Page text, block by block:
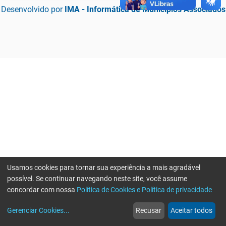
Desenvolvido por IMA - Informática de Municípios Associados
web
Notícias
more_horiz
Mais
Usamos cookies para tornar sua experiência a mais agradável
possível. Se continuar navegando neste site, você assume
concordar com nossa Política de Cookies e Política de privacidade
Gerenciar Cookies... Recusar Aceitar todos
Erro ao enviar informações, por favor tente novamente